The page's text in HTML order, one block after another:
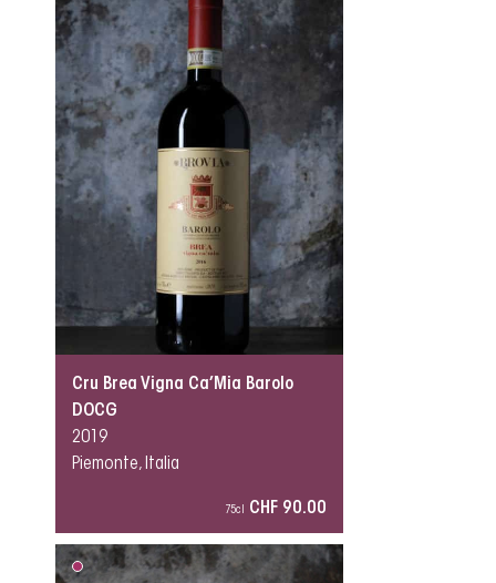
Cru Brea Vigna Ca’Mia Barolo
DOCG
2019
Piemonte, Italia
75cl CHF 90.00